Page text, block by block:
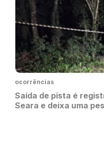
ocorrências
Saída de pista é
Seara e deixa uma